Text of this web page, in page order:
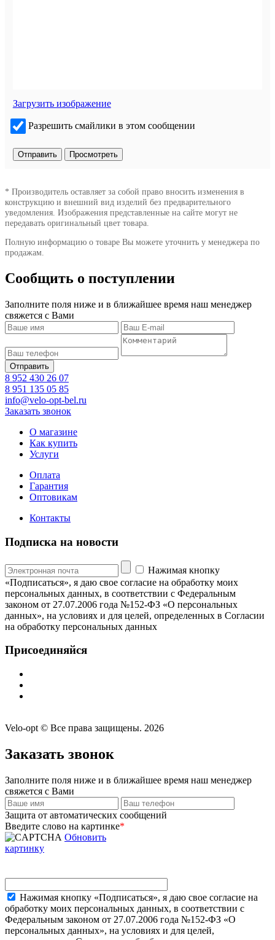
Загрузить изображение
Разрешить смайлики в этом сообщении
* Производитель оставляет за собой право вносить изменения в
конструкцию и внешний вид изделий без предварительного
уведомления. Изображения представленные на сайте могут не
передавать оригинальный цвет товара.
Полную информацию о товаре Вы можете уточнить у менеджера по
продажам.
Сообщить о поступлении
Заполните поля ниже и в ближайшее время наш менеджер
свяжется с Вами
8 952 430 26 07
8 951 135 05 85
info@velo-opt-bel.ru
Заказать звонок
О магазине
Как купить
Услуги
Оплата
Гарантия
Оптовикам
Контакты
Подписка на новости
Нажимая кнопку
«Подписаться», я даю свое согласие на обработку моих
персональных данных, в соответствии с Федеральным
законом от 27.07.2006 года №152-ФЗ «О персональных
данных», на условиях и для целей, определенных в Согласии
на обработку персональных данных
Присоединяйся
Velo-opt © Все права защищены. 2026
Заказать звонок
Заполните поля ниже и в ближайшее время наш менеджер
свяжется с Вами
Защита от автоматических сообщений
Введите слово на картинке*
Обновить
картинку
Нажимая кнопку «Подписаться», я даю свое согласие на
обработку моих персональных данных, в соответствии с
Федеральным законом от 27.07.2006 года №152-ФЗ «О
персональных данных», на условиях и для целей,